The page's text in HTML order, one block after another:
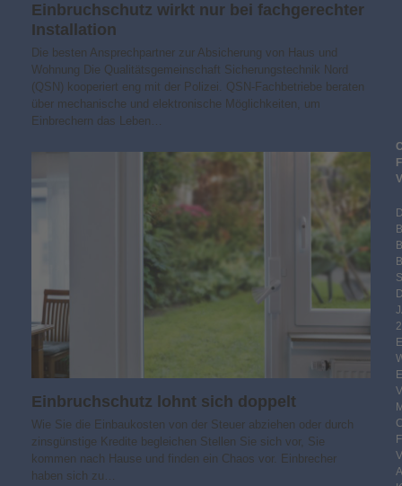
Einbruchschutz wirkt nur bei fachgerechter
Installation
Die besten Ansprechpartner zur Absicherung von Haus und
Wohnung Die Qualitätsgemeinschaft Sicherungstechnik Nord
(QSN) kooperiert eng mit der Polizei. QSN-Fachbetriebe beraten
über mechanische und elektronische Möglichkeiten, um
Einbrechern das Leben…
Einbruchschutz lohnt sich doppelt
Wie Sie die Einbaukosten von der Steuer abziehen oder durch
zinsgünstige Kredite begleichen Stellen Sie sich vor, Sie
kommen nach Hause und finden ein Chaos vor. Einbrecher
haben sich zu…